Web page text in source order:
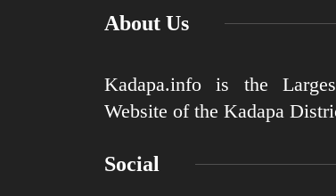
About Us
Kadapa.info is the
Website of the Kadapa
Social